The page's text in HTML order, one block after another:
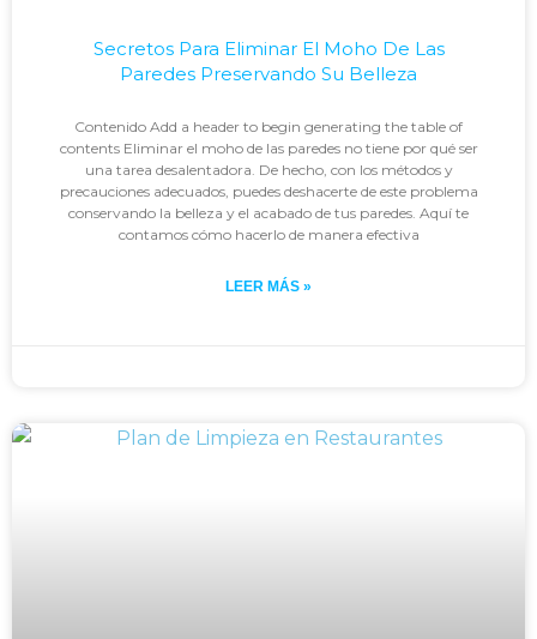
Secretos Para Eliminar El Moho De Las
Paredes Preservando Su Belleza
Contenido Add a header to begin generating the table of
contents Eliminar el moho de las paredes no tiene por qué ser
una tarea desalentadora. De hecho, con los métodos y
precauciones adecuados, puedes deshacerte de este problema
conservando la belleza y el acabado de tus paredes. Aquí te
contamos cómo hacerlo de manera efectiva
LEER MÁS »